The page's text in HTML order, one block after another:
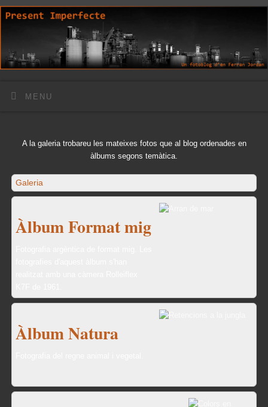
MENU
A la galeria trobareu les mateixes fotos que al blog ordenades en
àlbums segons temàtica.
Galeria
Àlbum Format mig
Àlbum Natura